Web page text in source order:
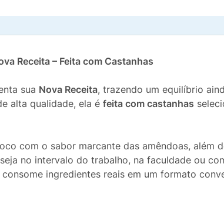
Receita – Feita com Castanhas
sua Nova Receita, trazendo um equilíbrio
alta qualidade, ela é feita com castanhas
com o sabor marcante das amêndoas, além
no intervalo do trabalho, na faculdade ou
ingredientes reais em um formato